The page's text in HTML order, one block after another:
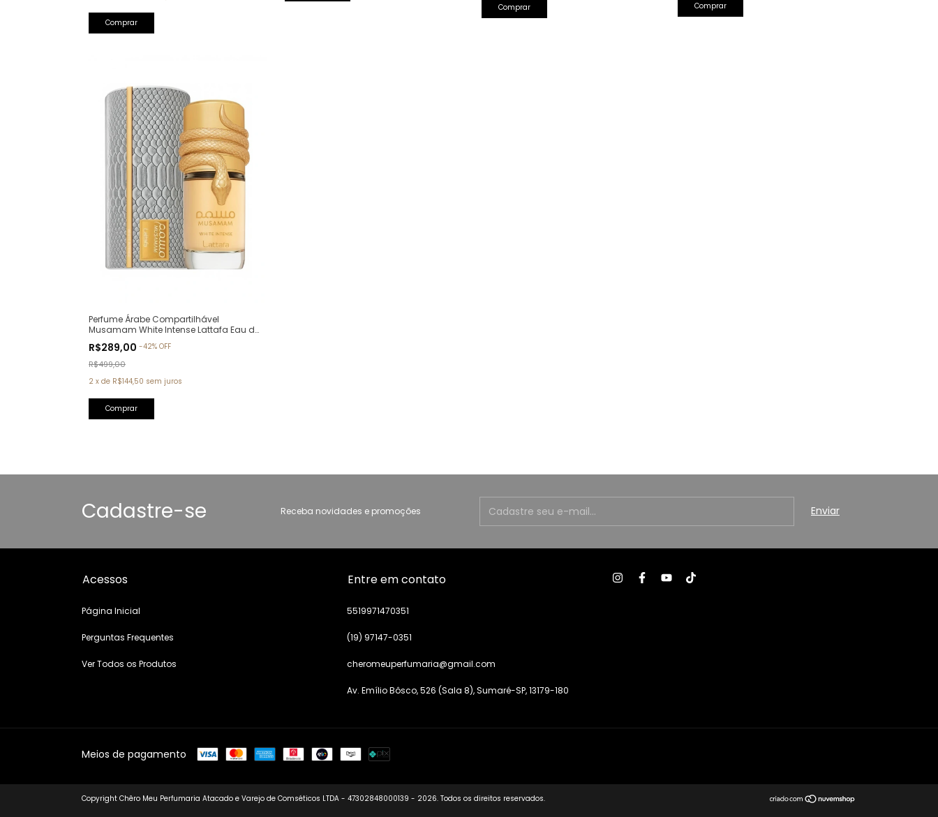
Perfume Árabe Compartilhável
Musamam White Intense Lattafa Eau de
R$289,00 -42% OFF
R$499,00
2 x de R$144,50 sem juros
Cadastre-se Receba novidades e promoções
Acessos
Página Inicial
Perguntas Frequentes
Ver Todos os Produtos
Entre em contato
5519971470351
(19) 97147-0351
cheromeuperfumaria@gmail.com
Av. Emílio Bôsco, 526 (Sala 8), Sumaré-SP, 13179-180
Meios de pagamento
Copyright Chêro Meu Perfumaria Atacado e Varejo de Comséticos LTDA - 47302848000139 - 2026. Todos os direitos reservados.